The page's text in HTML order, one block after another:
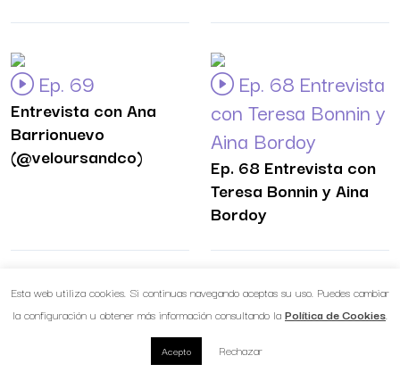
Ep. 69
Entrevista con Ana
Barrionuevo
(@veloursandco)
Ep. 68 Entrevista
con Teresa Bonnin y
Aina Bordoy
Ep. 68 Entrevista con
Teresa Bonnin y Aina
Bordoy
Ep. 67
Entrevista a Guillermo
Ep. 66
Meritxell Martí y
Esta web utiliza cookies. Si continuas navegando aceptas su uso. Puedes cambiar
la configuración u obtener más información consultando la Política de Cookies.
Acepto Rechazar